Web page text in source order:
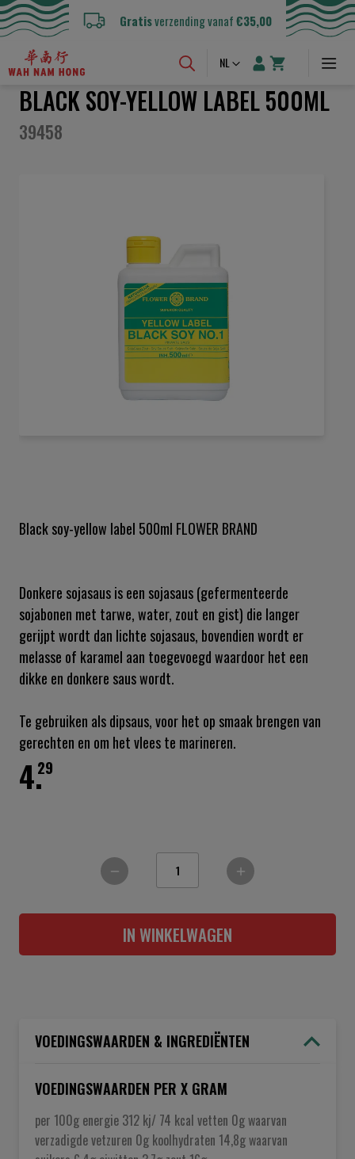
Gratisverzending vanaf€35,00
Taal
NL
BLACK SOY-YELLOW LABEL 500ML
39458
de
afbeeldingen-
Black soy-yellow label 500ml FLOWER BRAND
Donkere sojasaus is een sojasaus (gefermenteerde
sojabonen met tarwe, water, zout en gist) die langer
gerijpt wordt dan lichte sojasaus, bovendien wordt er
melasse of karamel aan toegevoegd waardoor het een
dikke en donkere saus wordt.
Te gebruiken als dipsaus, voor het op smaak brengen van
gerechten en om het vlees te marineren.
29
4.
IN WINKELWAGEN
VOEDINGSWAARDEN & INGREDIËNTEN
VOEDINGSWAARDEN PER X GRAM
per 100g energie 312 kj/ 74 kcal vetten 0g waarvan
verzadigde vetzuren 0g koolhydraten 14,8g waarvan